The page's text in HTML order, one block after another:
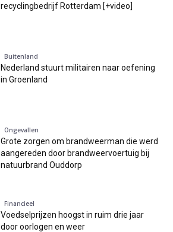
recyclingbedrijf Rotterdam [+video]
Buitenland
Nederland stuurt militairen naar oefening
in Groenland
Ongevallen
Grote zorgen om brandweerman die werd
aangereden door brandweervoertuig bij
natuurbrand Ouddorp
Financieel
Voedselprijzen hoogst in ruim drie jaar
door oorlogen en weer